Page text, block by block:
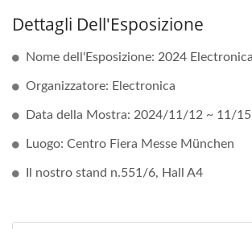
Dettagli Dell'Esposizione
Nome dell'Esposizione: 2024 Electronica
Organizzatore: Electronica
Data della Mostra: 2024/11/12 ~ 11/15
Luogo: Centro Fiera Messe München
Il nostro stand n.551/6, Hall A4